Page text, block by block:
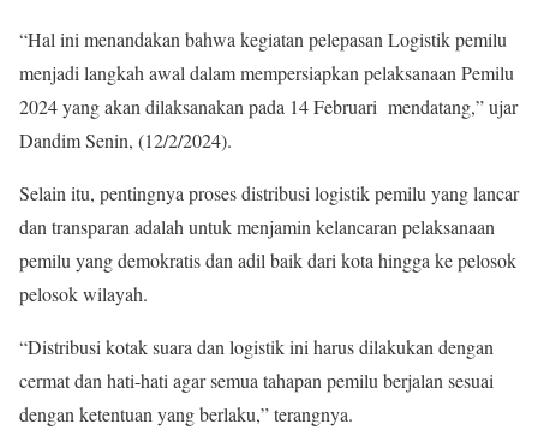
“Hal ini menandakan bahwa kegiatan pelepasan Logistik pemilu
menjadi langkah awal dalam mempersiapkan pelaksanaan Pemilu
2024 yang akan dilaksanakan pada 14 Februari mendatang,” ujar
Dandim Senin, (12/2/2024).
Selain itu, pentingnya proses distribusi logistik pemilu yang lancar
dan transparan adalah untuk menjamin kelancaran pelaksanaan
pemilu yang demokratis dan adil baik dari kota hingga ke pelosok
pelosok wilayah.
“Distribusi kotak suara dan logistik ini harus dilakukan dengan
cermat dan hati-hati agar semua tahapan pemilu berjalan sesuai
dengan ketentuan yang berlaku,” terangnya.